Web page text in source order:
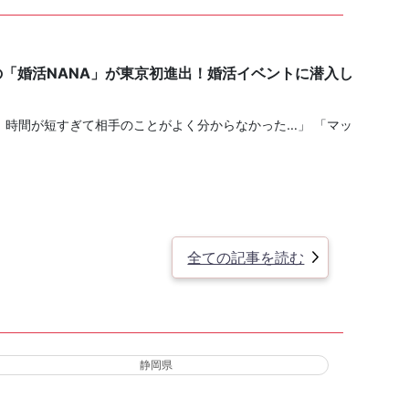
婚活NANA」が東京初進出！婚活イベントに潜入し
間が短すぎて相手のことがよく分からなかった…」 「マッ
全ての記事を読む
静岡県